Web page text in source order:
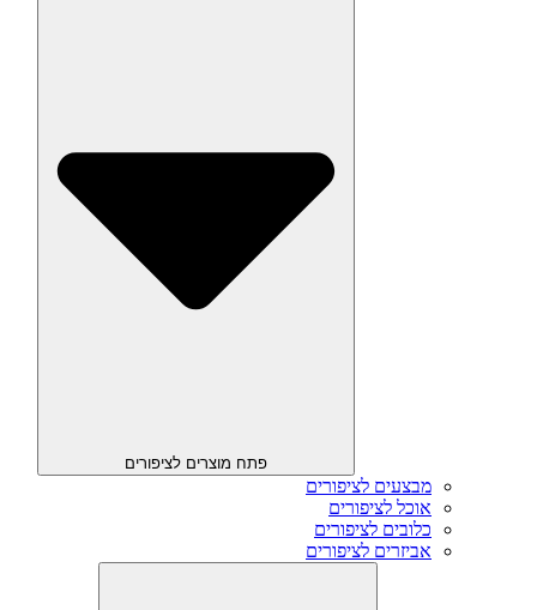
פתח מוצרים לציפורים
מבצעים לציפורים
אוכל לציפורים
כלובים לציפורים
אביזרים לציפורים